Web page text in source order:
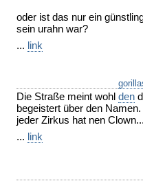
oder ist das nur ein
sein urahn war?
... link
Die Straße meint wohl den
begeistert über den
jeder Zirkus hat nen
... link